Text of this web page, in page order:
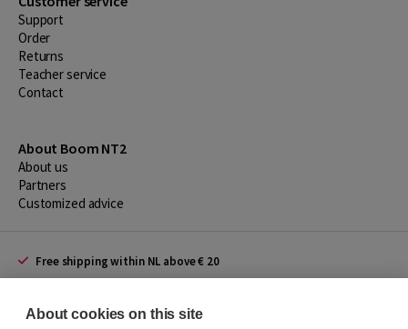
Support
Order
Returns
Teacher service
Contact
About Boom NT2
About us
Partners
Customized advice
Free shipping within NL above € 20
About cookies on this site